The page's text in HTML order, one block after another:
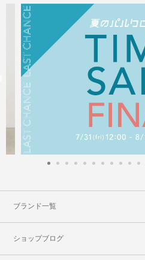
ブランド一覧
ショップブログ